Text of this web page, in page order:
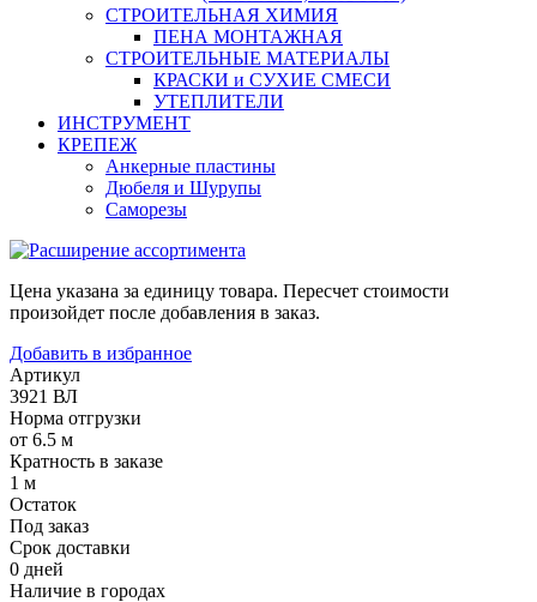
СТРОИТЕЛЬНАЯ ХИМИЯ
ПЕНА МОНТАЖНАЯ
СТРОИТЕЛЬНЫЕ МАТЕРИАЛЫ
КРАСКИ и СУХИЕ СМЕСИ
УТЕПЛИТЕЛИ
ИНСТРУМЕНТ
КРЕПЕЖ
Анкерные пластины
Дюбеля и Шурупы
Саморезы
Цена указана за единицу товара. Пересчет стоимости
произойдет после добавления в заказ.
Добавить в избранное
Артикул
3921 ВЛ
Норма отгрузки
от 6.5 м
Кратность в заказе
1 м
Остаток
Под заказ
Срок доставки
0 дней
Наличие в городах